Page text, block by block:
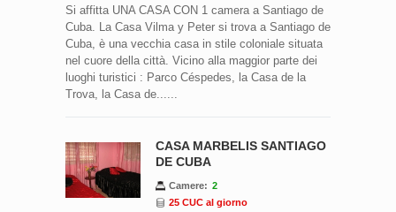
Si affitta UNA CASA CON 1 camera a Santiago de
Cuba. La Casa Vilma y Peter si trova a Santiago de
Cuba, è una vecchia casa in stile coloniale situata
nel cuore della città. Vicino alla maggior parte dei
luoghi turistici : Parco Céspedes, la Casa de la
Trova, la Casa de......
CASA MARBELIS SANTIAGO
DE CUBA
Camere: 2
25 CUC al giorno